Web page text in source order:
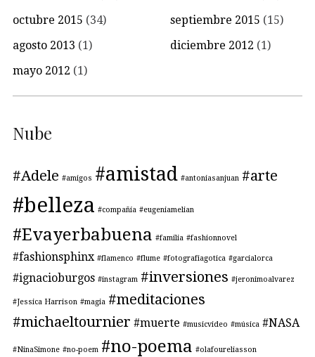
octubre 2015 (34) septiembre 2015 (15)
agosto 2013 (1) diciembre 2012 (1)
mayo 2012 (1)
Nube
#Adele #amigos #amistad #antoniasanjuan #arte
#belleza #compañía #eugeniamelian
#Evayerbabuena #familia #fashionnovel
#fashionsphinx #flamenco #flume #fotografiagotica #garcialorca
#ignacioburgos #instagram #inversiones #jeronimoalvarez
#Jessica Harrison #magia #meditaciones
#michaeltournier #muerte #musicvideo #música #NASA
#NinaSimone #no-poem #no-poema #olafoureliasson